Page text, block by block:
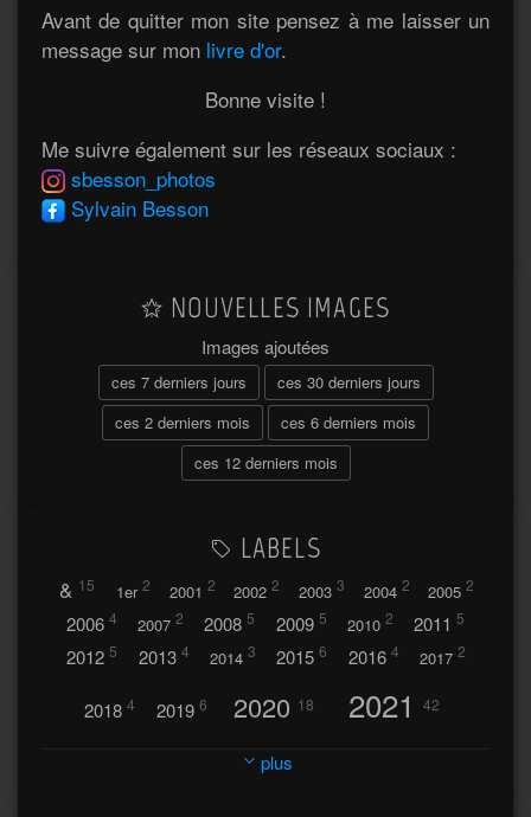
Avant de quitter mon site pensez à me laisser un
message sur mon livre d'or.
Bonne visite !
Me suivre également sur les réseaux sociaux :
sbesson_photos
Sylvain Besson
NOUVELLES IMAGES
Images ajoutées
ces 7 derniers jours
ces 30 derniers jours
ces 2 derniers mois
ces 6 derniers mois
ces 12 derniers mois
LABELS
& 15 1er 2 2001 2 2002 2 2003 3 2004 2 2005 2
2006 4 2007 2 2008 5 2009 5 2010 2 2011 5
2012 5 2013 4 2014 3 2015 6 2016 4 2017 2
2018 4 2019 6 2020 18 2021 42
2023 32
plus